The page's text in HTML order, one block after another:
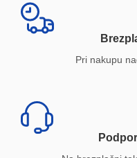
Pri nakupu